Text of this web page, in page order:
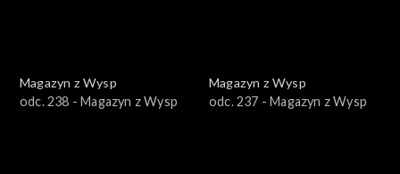
Magazyn z Wysp
odc. 238 - Magazyn z Wysp
Magazyn z Wysp
odc. 237 - Magazyn z Wysp